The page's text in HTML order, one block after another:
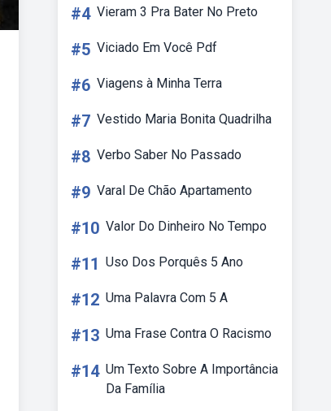
#4 Vieram 3 Pra Bater No Preto
#5 Viciado Em Você Pdf
#6 Viagens à Minha Terra
#7 Vestido Maria Bonita Quadrilha
#8 Verbo Saber No Passado
#9 Varal De Chão Apartamento
#10 Valor Do Dinheiro No Tempo
#11 Uso Dos Porquês 5 Ano
#12 Uma Palavra Com 5 A
#13 Uma Frase Contra O Racismo
#14 Um Texto Sobre A Importância
Da Família